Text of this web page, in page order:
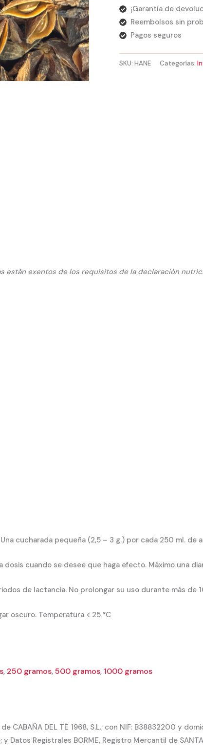
¡Garantía de
Reembolsos sin
Pagos seguros
SKU:HANE Categorías:
están exentos de los requisitos de la declaración
Una cucharada pequeña (2,5 – 3 g.) por cada 250 ml. de
dosis cuando se desee que haga efecto. Máximo una
de lactancia. No prolongar su uso durante más de
oscuro. Temperatura < 25 °C
, 250 gramos,500 gramos, 1000 gramos
CABAÑA DEL TÉ 1968, S.L.; con NIF: B38832200 y
Datos Registrales BORME, Registro Mercantil de SANTA